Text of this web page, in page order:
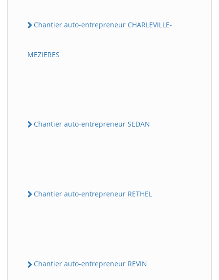
Chantier auto-entrepreneur CHARLEVILLE-
MEZIERES
Chantier auto-entrepreneur SEDAN
Chantier auto-entrepreneur RETHEL
Chantier auto-entrepreneur REVIN